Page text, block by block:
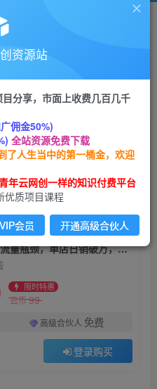
破流量瓶颈，单店日
关注 私信
拼多多全链路运营-10月：突破流量瓶颈，单店日销破万，月利润达3-5万元
限时特惠
云币99
高级合伙人 免费
登录购买
资源站
分享，市面上收费几百几千
佣金50%)
全站资源免费下载
了人生当中的第一桶金，欢迎
年云网创一样的知识付费平台
优质项目课程
会员 开通高级合伙人